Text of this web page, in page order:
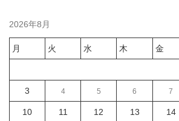
2026年8月
月 火 水 木 金
3 4 5 6 7
10 11 12 13 14